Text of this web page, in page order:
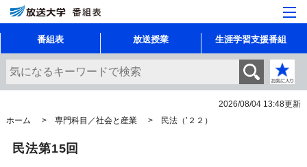
番組表 放送授業 生涯学習支援番組
2026/08/04 13:48更新
ホーム
専門科目／社会と産業 民法（’２２）
民法第15回